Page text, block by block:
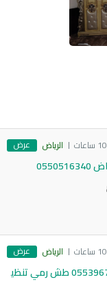
الرياض عرض
الرياض عرض
التخلص من الاثاث القديم بالرياض 0553967881 طش رمي تنظي